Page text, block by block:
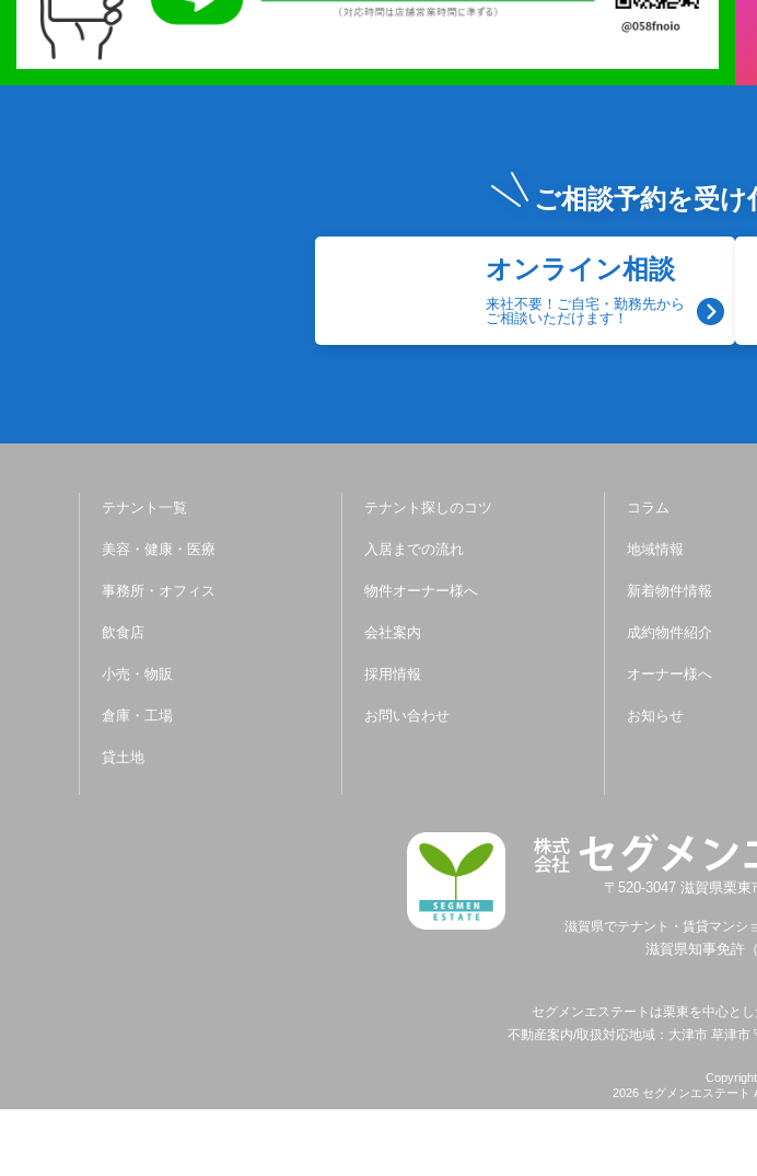
ご相談予約を受け
オンライン相談
来社不要！ご自宅・勤務先から
ご相談いただけます！
テナント一覧
美容・健康・医療
事務所・オフィス
飲食店
小売・物販
倉庫・工場
貸土地
テナント探しのコツ
入居までの流れ
物件オーナー様へ
会社案内
採用情報
お問い合わせ
コラム
地域情報
新着物件情報
成約物件紹介
オーナー様へ
お知らせ
〒520-3047 滋賀県栗東
滋賀県でテナント・賃貸マンシ
滋賀県知事免許
セグメンエステートは栗東を中心とし
不動産案内/取扱対応地域：大津市 草津市
2026 セグメンエステート